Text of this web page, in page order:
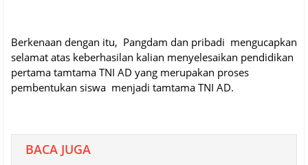
Berkenaan dengan itu, Pangdam dan pribadi mengucapkan
selamat atas keberhasilan kalian menyelesaikan pendidikan
pertama tamtama TNI AD yang merupakan proses
pembentukan siswa menjadi tamtama TNI AD.
BACA JUGA